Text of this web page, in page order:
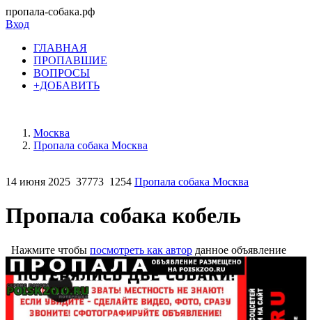
пропала-собака.рф
Вход
ГЛАВНАЯ
ПРОПАВШИЕ
ВОПРОСЫ
+ДОБАВИТЬ
Москва
Пропала собака Москва
14 июня 2025 37773 1254 Пропала собака Москва
Пропала собака кобель
Нажмите чтобы посмотреть как автор данное объявление